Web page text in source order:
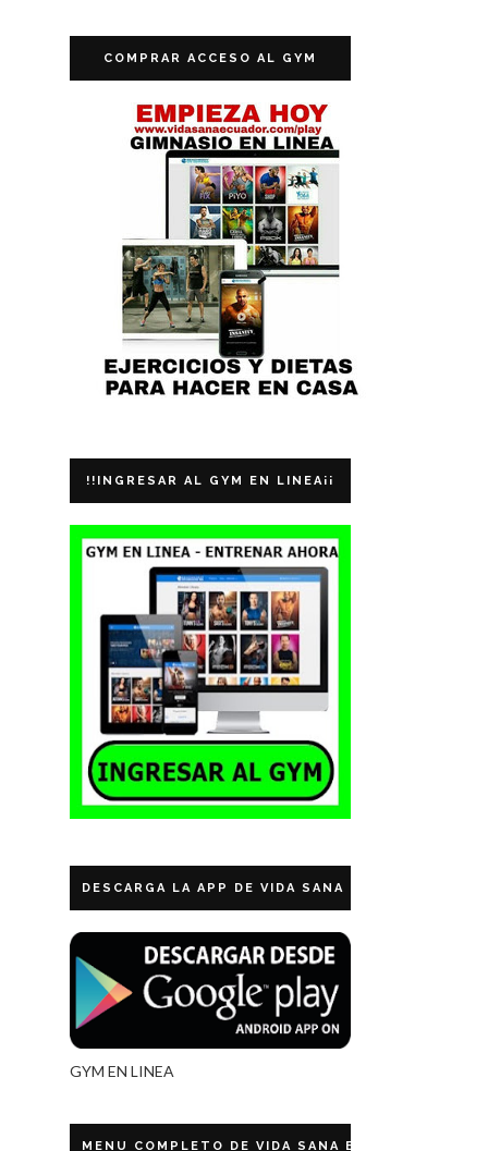
COMPRAR ACCESO AL GYM
!!INGRESAR AL GYM EN LINEA¡¡
DESCARGA LA APP DE VIDA SANA ECUADOR
GYM EN LINEA
MENU COMPLETO DE VIDA SANA ECUADOR